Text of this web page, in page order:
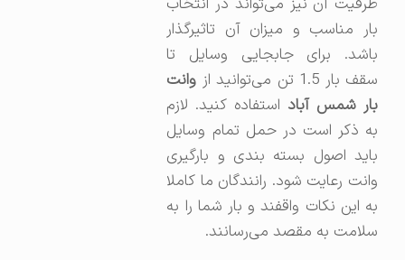
ظرفیت آن نیز می‌تواند در انتخاب
بار مناسب و میزان آن تاثیرگذار
باشد. برای جابجایی وسایل تا
سقف بار 1.5 تن می‌توانید از
وانت
بار شمس آباد استفاده کنید. لازم
به ذکر است در حمل تمام وسایل
باید اصول بسته بندی و بارگیری
وانت رعایت شود. رانندگان ما کاملا
به این نکات واقفند و بار شما را به
سلامت به مقصد می‌رسانند.